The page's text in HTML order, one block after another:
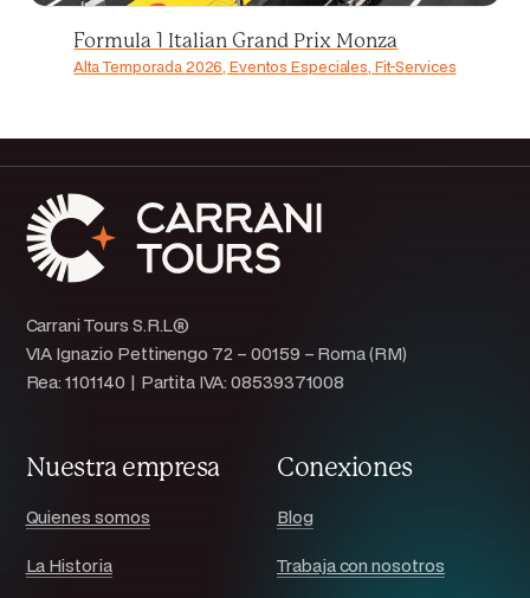
Formula 1 Italian Grand Prix Monza
Alta Temporada 2026, Eventos Especiales, Fit-Services
Carrani Tours S.R.L®
VIA Ignazio Pettinengo 72 – 00159 – Roma (RM)
Rea: 1101140 | Partita IVA: 08539371008
Nuestra empresa
Quienes somos
La Historia
Conexiones
Blog
Trabaja con nosotros